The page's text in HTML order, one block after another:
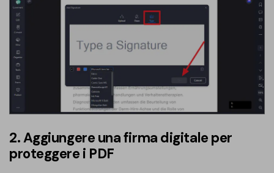
2. Aggiungere una firma digitale per
proteggere i PDF